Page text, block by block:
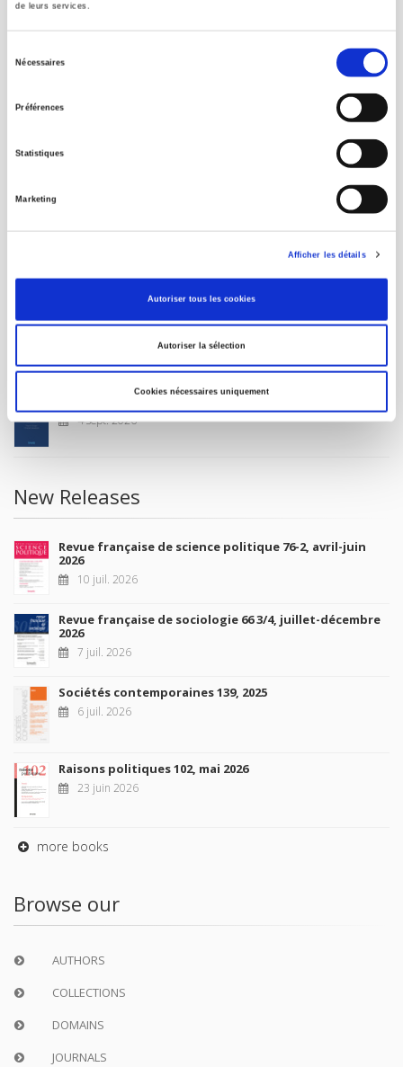
de leurs services.
Nécessaires
Préférences
Statistiques
Marketing
Afficher les détails
Autoriser tous les cookies
Autoriser la sélection
Cookies nécessaires uniquement
SCIENCES PO UNIVERSITY PRESS has a threefold role: to publish
original research, to edit reference works for student use, and to
FOREIGN RIGHTS
FOR BOOKSHOPS
Future Releases
La France et l'Union européenne
4 sept. 2026
New Releases
Revue française de science politique 76-2, avril-juin
2026
10 juil. 2026
Revue française de sociologie 66 3/4, juillet-décembre
2026
7 juil. 2026
Sociétés contemporaines 139, 2025
6 juil. 2026
Raisons politiques 102, mai 2026
23 juin 2026
more books
Browse our
AUTHORS
COLLECTIONS
DOMAINS
JOURNALS